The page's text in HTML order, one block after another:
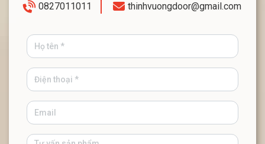
0827011011 thinhvuongdoor@gmail.com